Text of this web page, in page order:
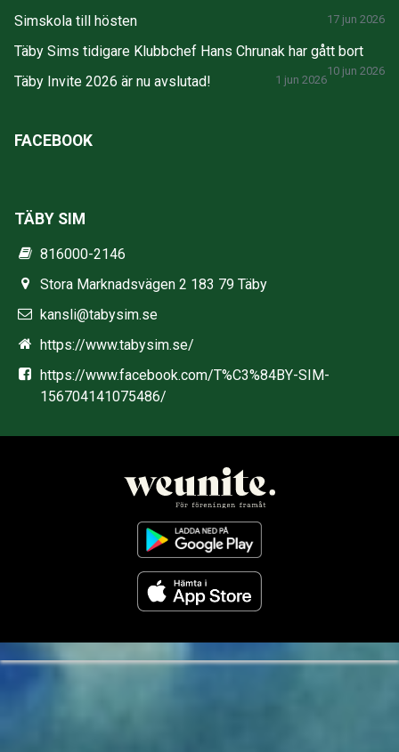
Simskola till hösten 17 jun 2026
Täby Sims tidigare Klubbchef Hans Chrunak har gått bort
10 jun 2026
Täby Invite 2026 är nu avslutad! 1 jun 2026
FACEBOOK
TÄBY SIM
816000-2146
Stora Marknadsvägen 2 183 79 Täby
kansli@tabysim.se
https://www.tabysim.se/
https://www.facebook.com/T%C3%84BY-SIM-
156704141075486/